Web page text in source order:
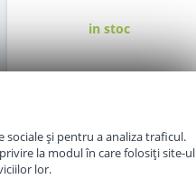
in stoc
Adauga in cos
și pentru a analiza traficul.
la modul în care folosiți site-ul
lor.